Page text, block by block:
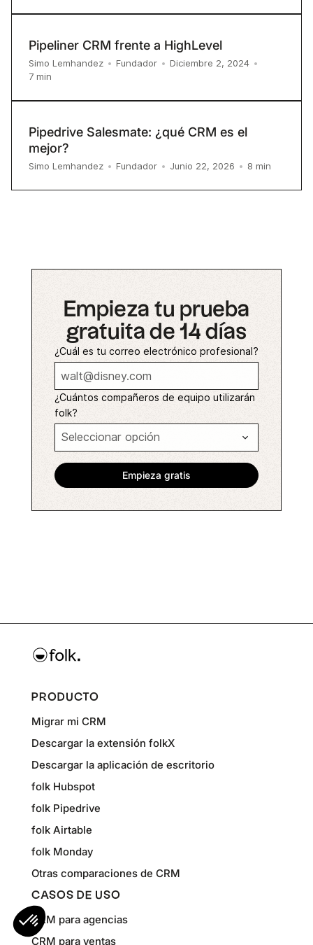
Pipeliner CRM frente a HighLevel
Simo Lemhandez • Fundador • Diciembre 2, 2024 •
7 min
Pipedrive Salesmate: ¿qué CRM es el
mejor?
Simo Lemhandez • Fundador • Junio 22, 2026 • 8 min
Empieza tu prueba
gratuita de 14 días
¿Cuál es tu correo electrónico profesional?
¿Cuántos compañeros de equipo utilizarán
folk?
PRODUCTO
Migrar mi CRM
Descargar la extensión folkX
Descargar la aplicación de escritorio
folk Hubspot
folk Pipedrive
folk Airtable
folk Monday
Otras comparaciones de CRM
CASOS DE USO
CRM para agencias
CRM para ventas